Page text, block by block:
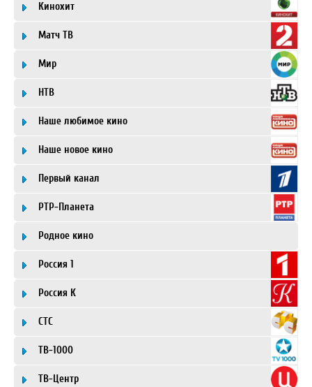
Кинохит
Матч ТВ
Мир
НТВ
Наше любимое кино
Наше новое кино
Первый канал
РТР-Планета
Родное кино
Россия 1
Россия К
СТС
ТВ-1000
ТВ-Центр